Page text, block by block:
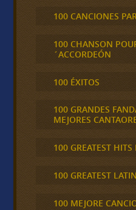
100 CANCIONES
100 CHANSON
´ACCORDEÓN
100 ÉXITOS
100 GRANDES
MEJORES
100 GREATEST
100 GREATEST
100 MEJORE